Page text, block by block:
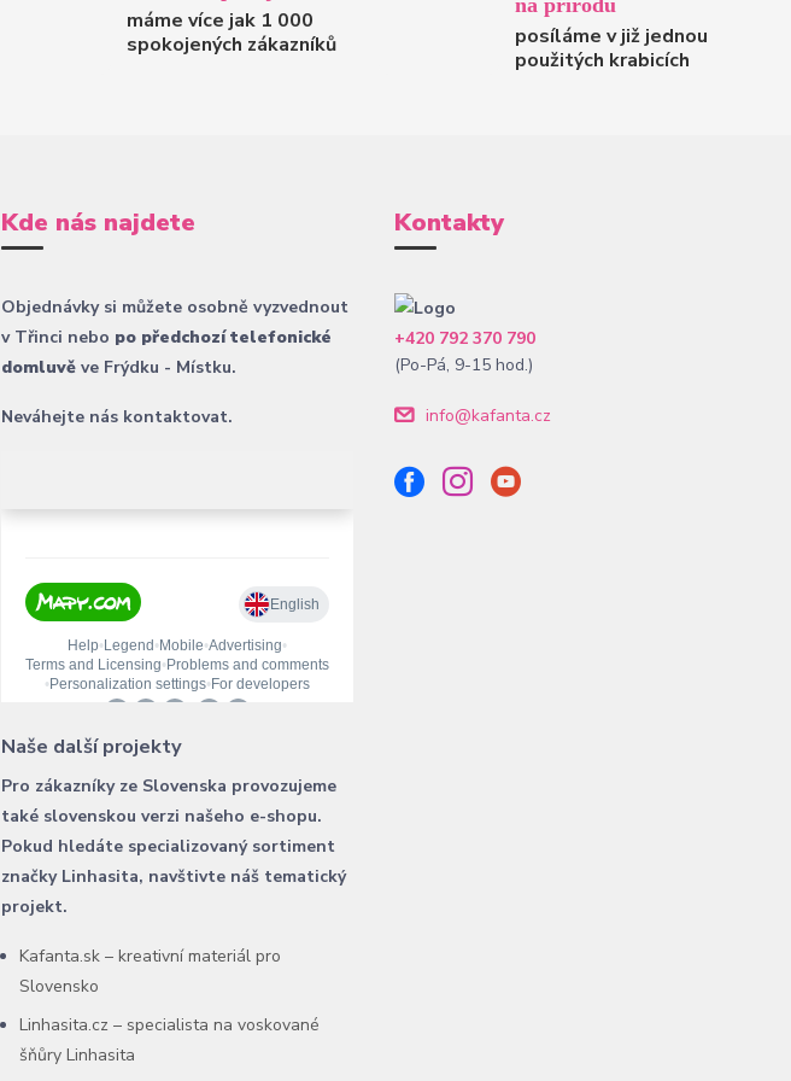
máme více jak 1 000
spokojených zákazníků
posíláme v již jednou
použitých krabicích
Kde nás najdete
Objednávky si můžete osobně vyzvednout
v Třinci nebo po předchozí telefonické
domluvě ve Frýdku - Místku.
Neváhejte nás kontaktovat.
Naše další projekty
Pro zákazníky ze Slovenska provozujeme
také slovenskou verzi našeho e-shopu.
Pokud hledáte specializovaný sortiment
značky Linhasita, navštivte náš tematický
projekt.
Kafanta.sk – kreativní materiál pro
Slovensko
Linhasita.cz – specialista na voskované
šňůry Linhasita
Kontakty
+420 792 370 790
(Po-Pá, 9-15 hod.)
info@kafanta.cz